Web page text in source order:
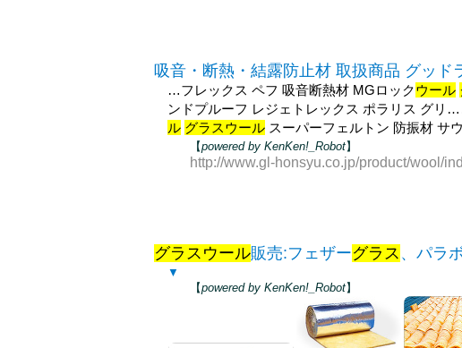
吸音・断熱・結露防止材 取扱商品 グッド
…フレックス ペフ 吸音断熱材 MGロックウール
ンドプルーフ レジェトレックス ポラリス グリ
ル グラスウール スーパーフェルトン 防振材 サ
【powered by KenKen!_Robot】
http://www.gl-honsyu.co.jp/product/wool/
グラスウール販売:フェザーグラス 、パラ
▼
【powered by KenKen!_Robot】